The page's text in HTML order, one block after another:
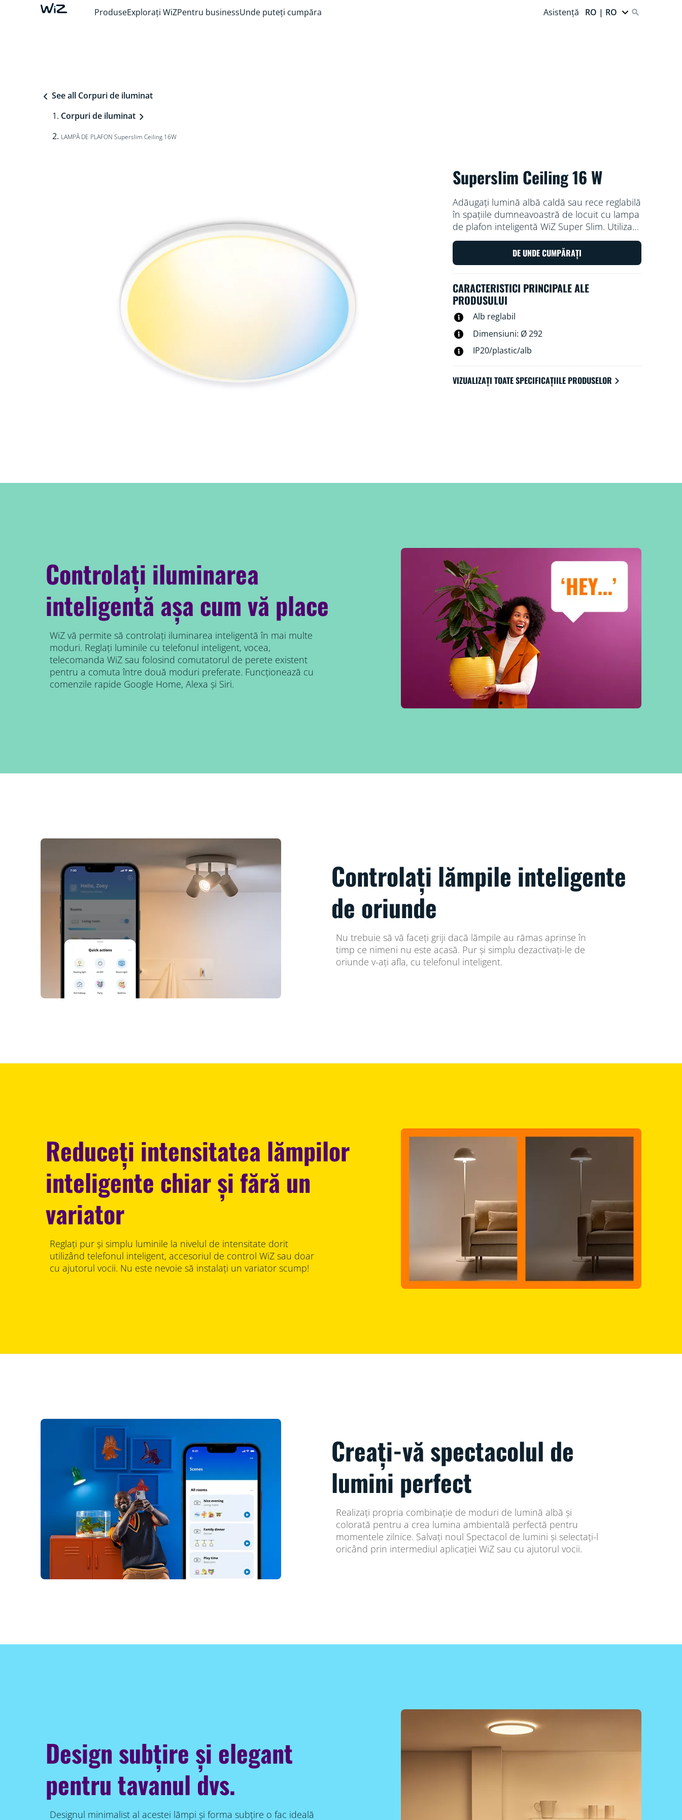
ProduseExplorați WiZPentru businessUnde puteți cumpăra Asistență RO | RO
See all Corpuri de iluminat
Corpuri de iluminat
LAMPĂ DE PLAFON Superslim Ceiling 16W
Superslim Ceiling 16 W
Adăugați lumină albă caldă sau rece reglabilă
în spațiile dumneavoastră de locuit cu lampa
de plafon inteligentă WiZ Super Slim. Utilizați
aplicația WiZ sau vocea pentru a diminua și
crește intensitatea luminoasă sau utilizați
modurile de lumină presetate pe
DE UNDE CUMPĂRAȚI
CARACTERISTICI PRINCIPALE ALE
PRODUSULUI
Alb reglabil
Dimensiuni: Ø 292
IP20/plastic/alb
VIZUALIZAȚI TOATE SPECIFICAȚIILE PRODUSELOR
Controlați iluminarea
inteligentă așa cum vă place
WiZ vă permite să controlați iluminarea inteligentă în mai multe
moduri. Reglați luminile cu telefonul inteligent, vocea,
telecomanda WiZ sau folosind comutatorul de perete existent
pentru a comuta între două moduri preferate. Funcționează cu
comenzile rapide Google Home, Alexa și Siri.
Controlați lămpile inteligente
de oriunde
Nu trebuie să vă faceți griji dacă lămpile au rămas aprinse în
timp ce nimeni nu este acasă. Pur și simplu dezactivați-le de
oriunde v-ați afla, cu telefonul inteligent.
Reduceți intensitatea lămpilor
inteligente chiar și fără un
variator
Reglați pur și simplu luminile la nivelul de intensitate dorit
utilizând telefonul inteligent, accesoriul de control WiZ sau doar
cu ajutorul vocii. Nu este nevoie să instalați un variator scump!
Creați-vă spectacolul de
lumini perfect
Realizați propria combinație de moduri de lumină albă și
colorată pentru a crea lumina ambientală perfectă pentru
momentele zilnice. Salvați noul Spectacol de lumini și selectați-l
oricând prin intermediul aplicației WiZ sau cu ajutorul vocii.
Design subțire și elegant
pentru tavanul dvs.
Designul minimalist al acestei lămpi și forma subțire o fac ideală